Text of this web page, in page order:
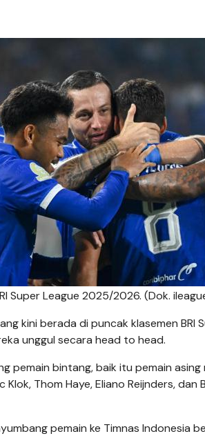
Super League 2025/2026. (Dok.
kini berada di puncak klasemen BRI
unggul secara head to head.
pemain bintang, baik itu pemain
Thom Haye, Eliano Reijnders,
pemain ke Timnas Indonesia